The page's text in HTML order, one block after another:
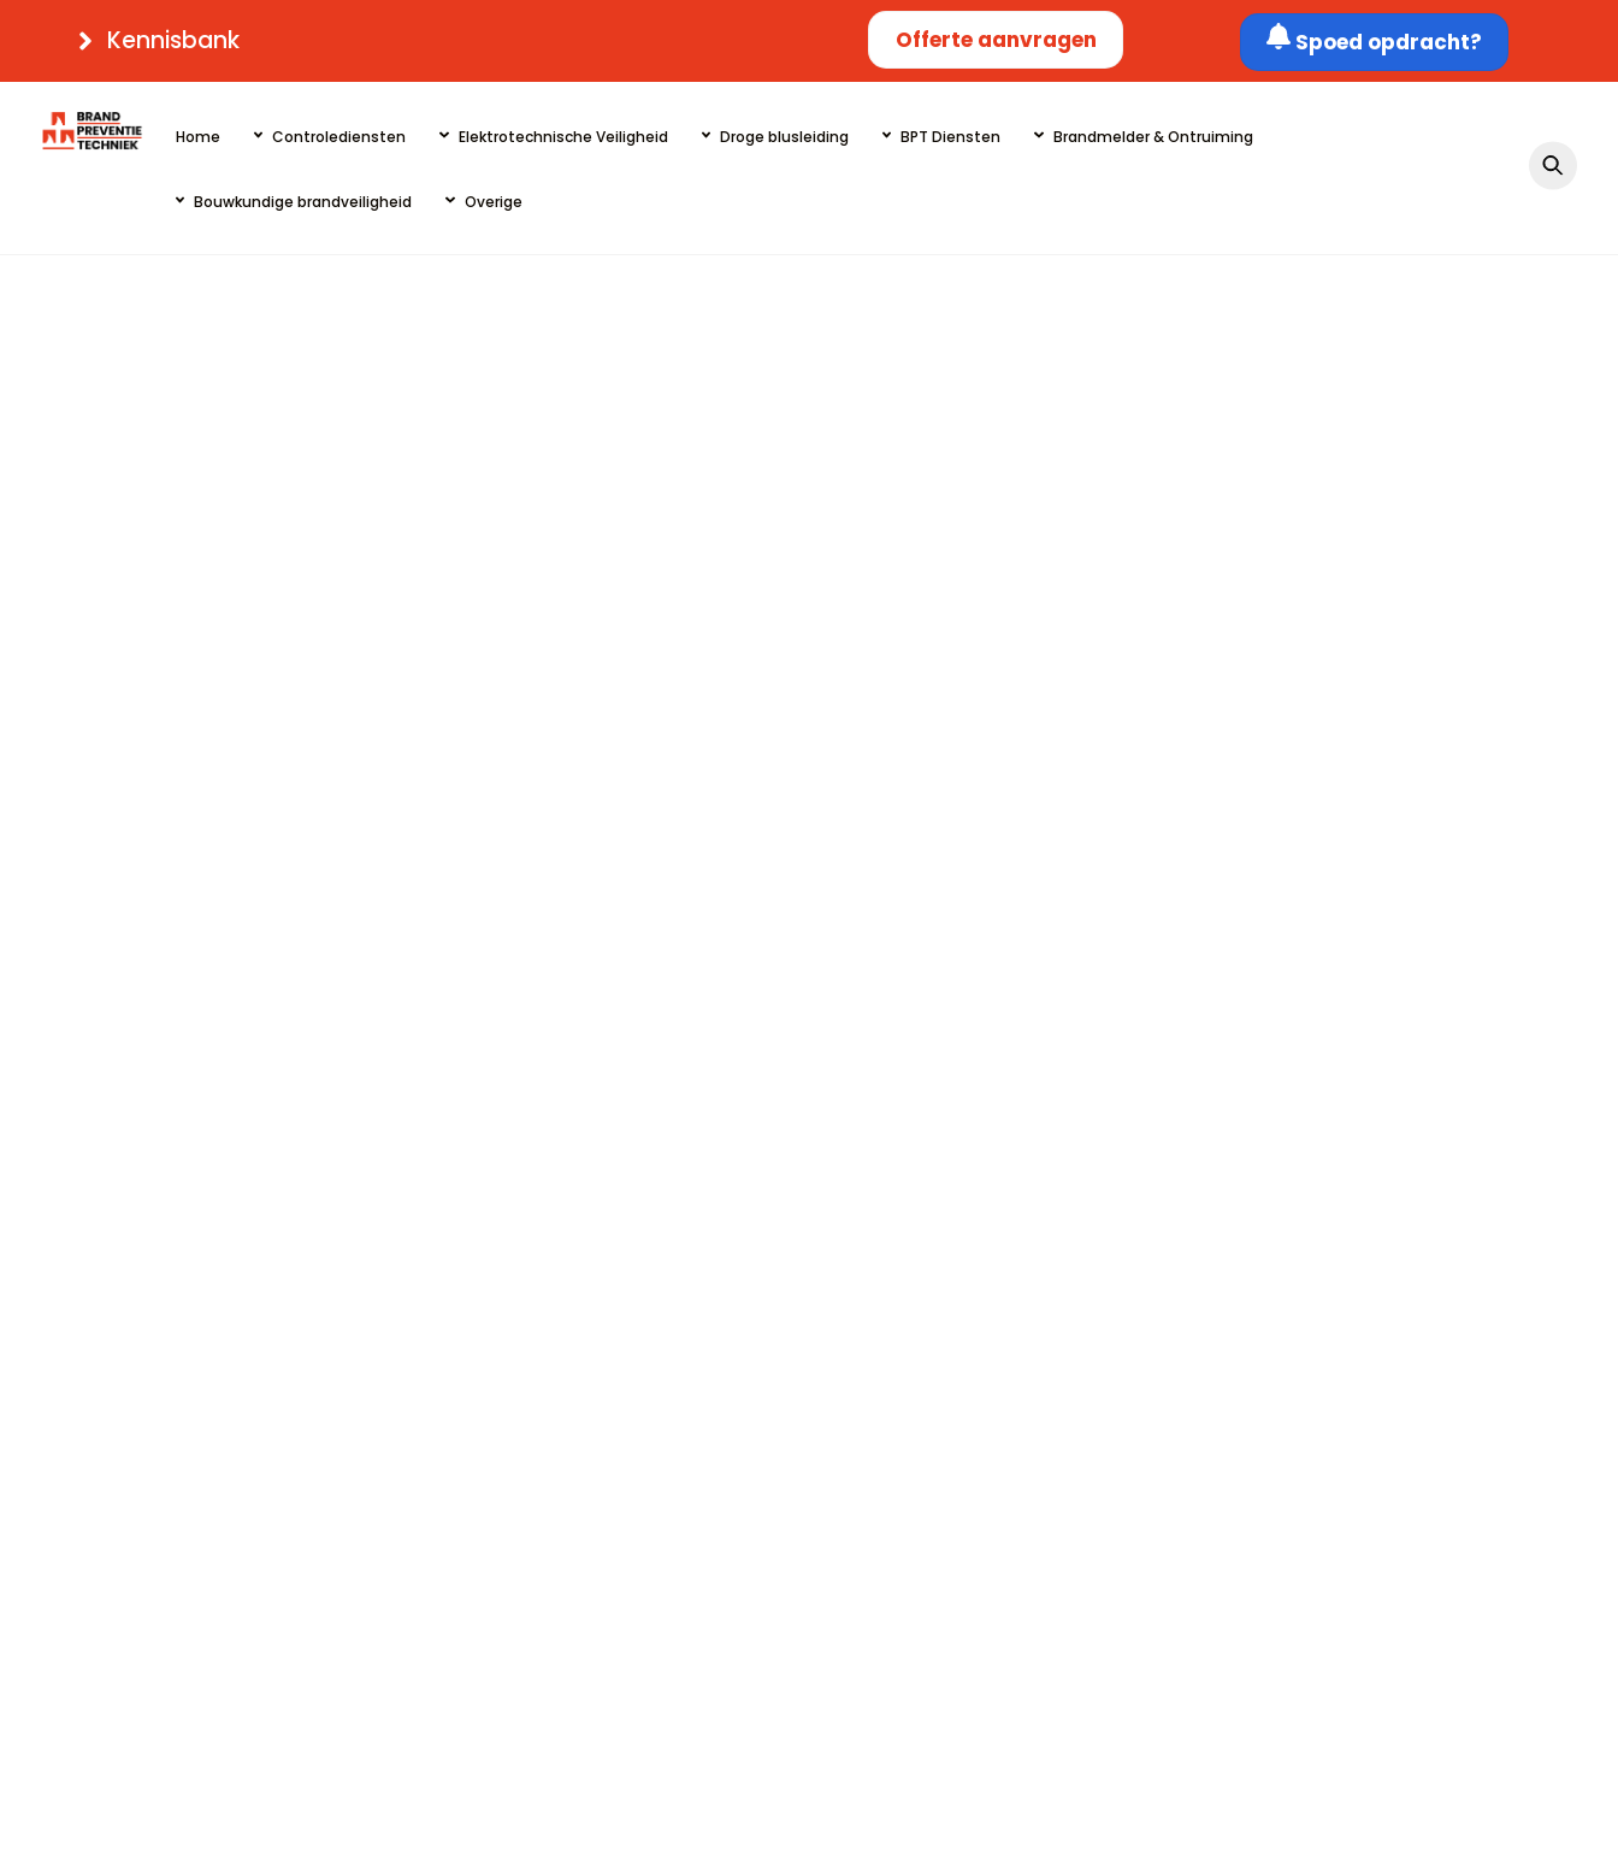
content
Kennisbank Offerte aanvragen Spoed opdracht?
Home Controlediensten Elektrotechnische Veiligheid Droge blusleiding BPT Diensten Brandmelder & Ontruiming
Bouwkundige brandveiligheid Overige